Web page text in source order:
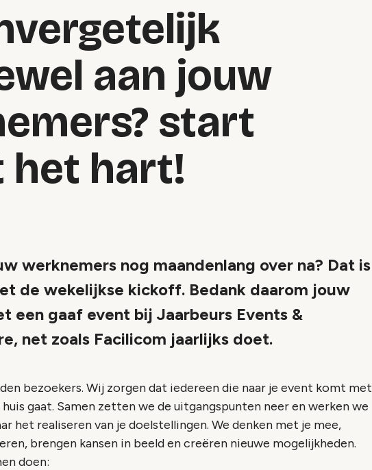
aan jouw
start
het hart!
werknemers nog maandenlang over na? Dat is
de wekelijkse kickoff. Bedank daarom jouw
een gaaf event bij Jaarbeurs Events &
net zoals Facilicom jaarlijks doet.
bezoekers. Wij zorgen dat iedereen die naar je event komt met
gaat. Samen zetten we de uitgangspunten neer en werken we
het realiseren van je doelstellingen. We denken met je mee,
brengen kansen in beeld en creëren nieuwe mogelijkheden.
doen: